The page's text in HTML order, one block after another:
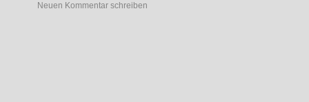
Neuen Kommentar schreiben